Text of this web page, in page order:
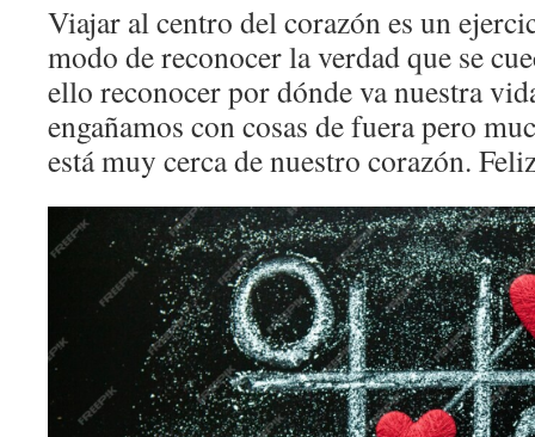
Viajar al centro del corazón es un
modo de reconocer la verdad que se
ello reconocer por dónde va nuestra
engañamos con cosas de fuera pero
está muy cerca de nuestro corazón.